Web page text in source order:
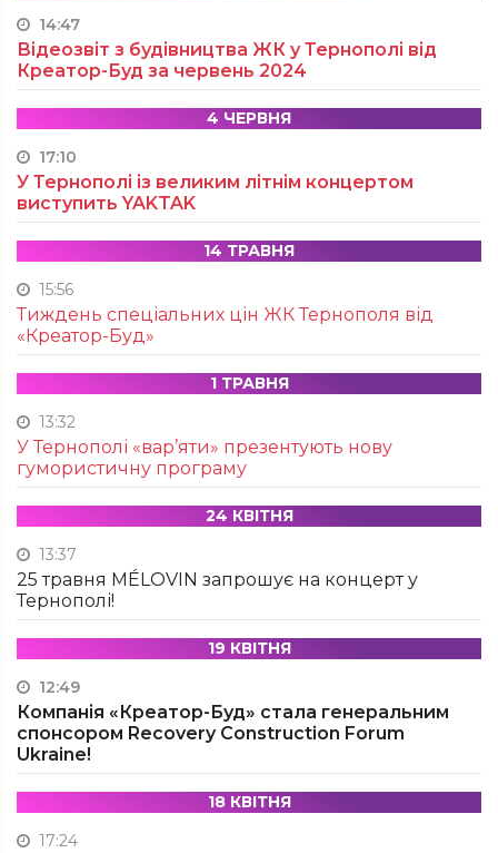
14:47
Відеозвіт з будівництва ЖК у Тернополі від
Креатор-Буд за червень 2024
4 ЧЕРВНЯ
17:10
У Тернополі із великим літнім концертом
виступить YAKTAK
14 ТРАВНЯ
15:56
Тиждень спеціальних цін ЖК Тернополя від
«Креатор-Буд»
1 ТРАВНЯ
13:32
У Тернополі «вар’яти» презентують нову
гумористичну програму
24 КВІТНЯ
13:37
25 травня MÉLOVIN запрошує на концерт у
Тернополі!
19 КВІТНЯ
12:49
Компанія «Креатор-Буд» стала генеральним
спонсором Recovery Construction Forum
Ukraine!
18 КВІТНЯ
17:24